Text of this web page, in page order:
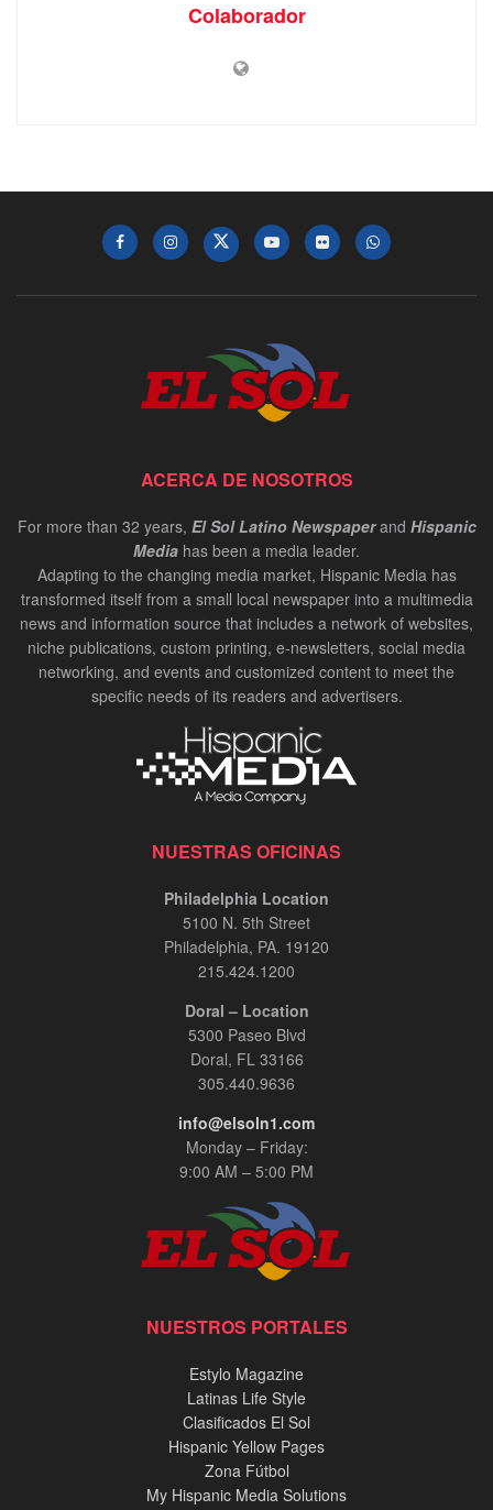
Colaborador
ACERCA DE NOSOTROS
For more than 32 years, El Sol Latino Newspaperand Hispanic
Media has been a media leader.
Adapting to the changing media market, Hispanic Media has
transformed itself from a small local newspaper into a multimedia
news and information source that includes a network of websites,
niche publications, custom printing, e-newsletters, social media
networking, and events and customized content to meet the
specific needs of its readers and advertisers.
NUESTRAS OFICINAS
Philadelphia Location
5100 N. 5th Street
Philadelphia, PA. 19120
215.424.1200
Doral – Location
5300 Paseo Blvd
Doral, FL 33166
305.440.9636
info@elsoln1.com
Monday – Friday:
9:00 AM – 5:00 PM
NUESTROS PORTALES
Estylo Magazine
Latinas Life Style
Clasificados El Sol
Hispanic Yellow Pages
Zona Fútbol
My Hispanic Media Solutions